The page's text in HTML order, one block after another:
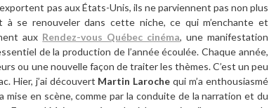
pas aux États-Unis, ils ne parviennent pas non plus
se renouveler dans cette niche, ce qui m’enchante et
aux Rendez-vous Québec cinéma, une manifestation
de la production de l’année écoulée. Chaque année,
ou une nouvelle façon de traiter les thèmes. C’est un peu
Hier, j’ai découvert Martin Laroche qui m’a enthousiasmé
mise en scène, comme par la conduite de la narration et du